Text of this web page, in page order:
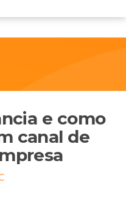
e como
canal de